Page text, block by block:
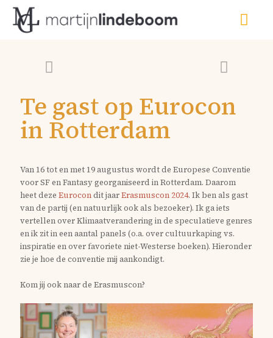
Te gast op Eurocon
in Rotterdam
Van 16 tot en met 19 augustus wordt de Europese Conventie
voor SF en Fantasy georganiseerd in Rotterdam. Daarom
heet deze Eurocondit jaarErasmuscon 2024. Ik ben als gast
van de partij (en natuurlijk ook als bezoeker). Ik ga iets
vertellen over Klimaatverandering in de speculatieve genres
en ik zit in een aantal panels (o.a. over cultuurkaping vs.
inspiratie en over favoriete niet-Westerse boeken). Hieronder
zie je hoe de conventie mij aankondigt.
Kom jij ook naar de Erasmuscon?